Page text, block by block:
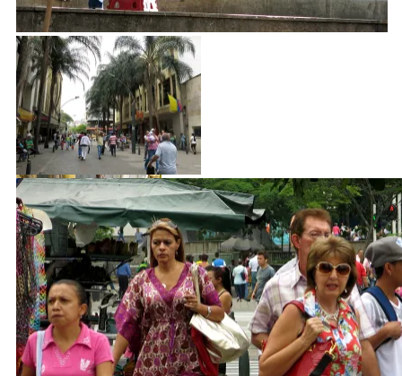
Großstadt-Spargel?!